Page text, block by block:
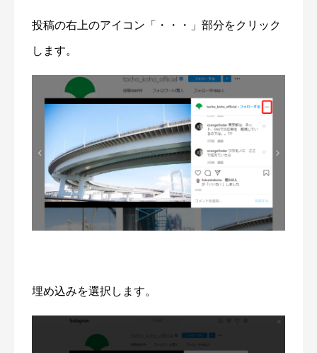
投稿の右上のアイコン「・・・」部分をクリック
します。
埋め込みを選択します。